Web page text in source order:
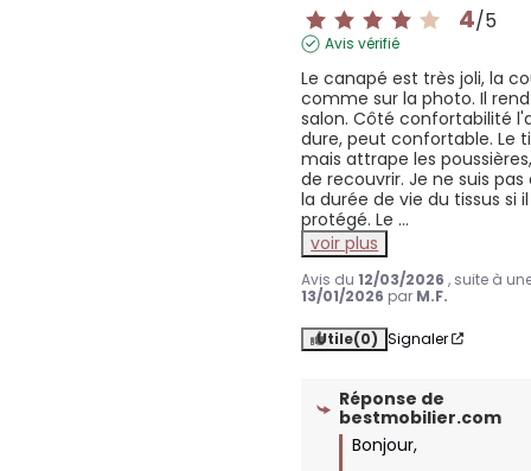
4/5
Avis vérifié
Le canapé est très joli, la
comme sur la photo. Il
salon. Côté confortabilité
dure, peut confortable. Le
mais attrape les
de recouvrir. Je ne suis
la durée de vie du tissus si
protégé. Le ...
voir plus
Avis du12/03/2026 , suite à
13/01/2026 par M.F.
Utile(0) Signaler
Réponse de
bestmobilier.com
Bonjour,